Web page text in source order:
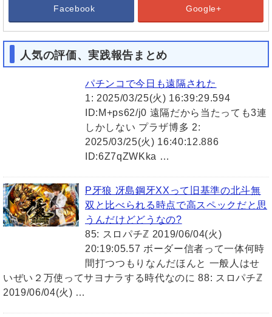
Facebook Google+
人気の評価、実践報告まとめ
パチンコで今日も遠隔された
1: 2025/03/25(火) 16:39:29.594
ID:M+ps62/j0 遠隔だから当たっても3連
しかしない プラザ博多 2:
2025/03/25(火) 16:40:12.886
ID:6Z7qZWKka …
P牙狼 冴島鋼牙XXって旧基準の北斗無
双と比べられる時点で高スペックだと思
うんだけどどうなの?
85: スロパチℤ 2019/06/04(火)
20:19:05.57 ボーダー信者って一体何時
間打つつもりなんだほんと 一般人はせ
いぜい２万使ってサヨナラする時代なのに 88: スロパチℤ
2019/06/04(火) …